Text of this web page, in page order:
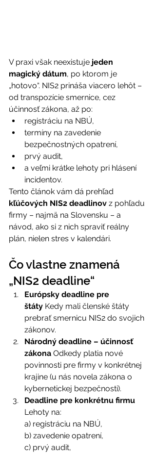
V praxi však neexistuje jeden
magický dátum, po ktorom je
„hotovo“. NIS2 prináša viacero lehôt –
od transpozície smernice, cez
účinnosť zákona, až po:
registráciu na NBÚ,
termíny na zavedenie
bezpečnostných opatrení,
prvý audit,
a veľmi krátke lehoty pri hlásení
incidentov.
Tento článok vám dá prehľad
kľúčových NIS2 deadlinov z pohľadu
firmy – najmä na Slovensku – a
návod, ako si z nich spraviť reálny
plán, nielen stres v kalendári.
Čo vlastne znamená
„NIS2 deadline“
Európsky deadline pre
štáty Kedy mali členské štáty
prebrať smernicu NIS2 do svojich
zákonov.
Národný deadline – účinnosť
zákona Odkedy platia nové
povinnosti pre firmy v konkrétnej
krajine (u nás novela zákona o
kybernetickej bezpečnosti).
Deadline pre konkrétnu firmu
Lehoty na:
a) registráciu na NBÚ,
b) zavedenie opatrení,
c) prvý audit,